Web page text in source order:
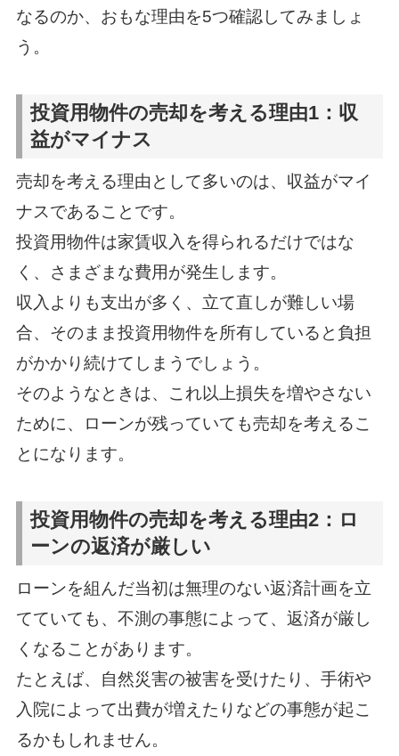
なるのか、おもな理由を5つ確認してみましょ
う。
投資用物件の売却を考える理由1：収
益がマイナス
売却を考える理由として多いのは、収益がマイ
ナスであることです。
投資用物件は家賃収入を得られるだけではな
く、さまざまな費用が発生します。
収入よりも支出が多く、立て直しが難しい場
合、そのまま投資用物件を所有していると負担
がかかり続けてしまうでしょう。
そのようなときは、これ以上損失を増やさない
ために、ローンが残っていても売却を考えるこ
とになります。
投資用物件の売却を考える理由2：ロ
ーンの返済が厳しい
ローンを組んだ当初は無理のない返済計画を立
てていても、不測の事態によって、返済が厳し
くなることがあります。
たとえば、自然災害の被害を受けたり、手術や
入院によって出費が増えたりなどの事態が起こ
るかもしれません。